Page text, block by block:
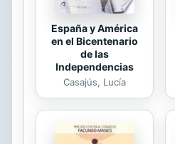
España y América
en el Bicentenario
de las
Independencias
Casajús, Lucía